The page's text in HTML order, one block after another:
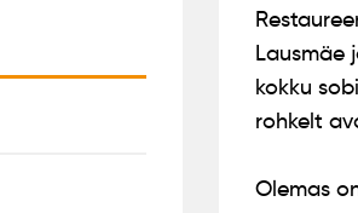
Lausmäe
kokku
rohkelt
Olemas